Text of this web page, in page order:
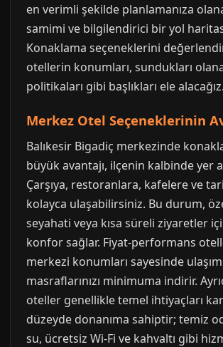
en verimli şekilde planlamanıza
samimi ve bilgilendirici bir yol
Konaklama seçeneklerini
otellerin konumları, sundukları
politikaları gibi başlıkları ele alacağız.
Merkez Otel Seçeneklerinin
Balıkesir Bigadiç merkezinde
büyük avantajı, ilçenin kalbinde yer
Çarşıya, restoranlara, kafelere ve
kolayca ulaşabilirsiniz. Bu durum,
seyahati veya kısa süreli ziyaretler
konfor sağlar. Fiyat-performans
merkezi konumları sayesinde ulaşım
masraflarınızı minimuma indirir.
oteller genellikle temel ihtiyaçları
düzeyde donanıma sahiptir; temiz
su, ücretsiz Wi-Fi ve kahvaltı gibi